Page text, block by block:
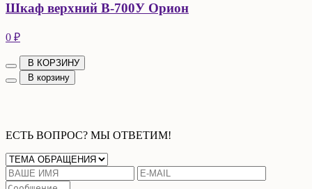
Шкаф верхний В-700У Орион
0 ₽
В КОРЗИНУ
В корзину
ЕСТЬ ВОПРОС? МЫ ОТВЕТИМ!